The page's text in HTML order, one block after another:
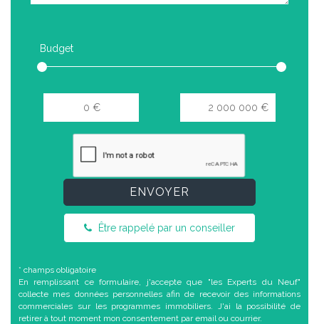
Budget
ENVOYER
Être rappelé par un conseiller
* champs obligatoire
En remplissant ce formulaire, j'accepte que "les Experts du Neuf"
collecte mes données personnelles afin de recevoir des informations
commerciales sur les programmes immobiliers. J'ai la possibilité de
retirer à tout moment mon consentement par email ou courrier.